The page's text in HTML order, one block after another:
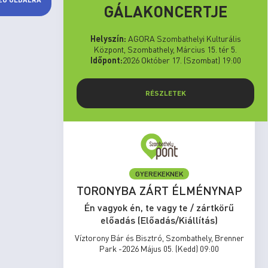
GÁLAKONCERTJE
Helyszín: AGORA Szombathelyi Kulturális
Központ, Szombathely, Március 15. tér 5.
Időpont:2026 Október 17. (Szombat) 19:00
RÉSZLETEK
GYEREKEKNEK
TORONYBA ZÁRT ÉLMÉNYNAP
Én vagyok én, te vagy te / zártkörű
előadás (Előadás/Kiállítás)
Víztorony Bár és Bisztró, Szombathely, Brenner
Park -2026 Május 05. (Kedd) 09:00